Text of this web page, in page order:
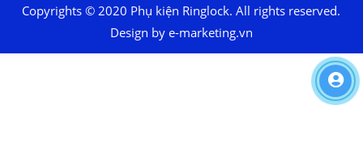
Copyrights © 2020 Phụ kiện Ringlock. All rights reserved.
Design by e-marketing.vn